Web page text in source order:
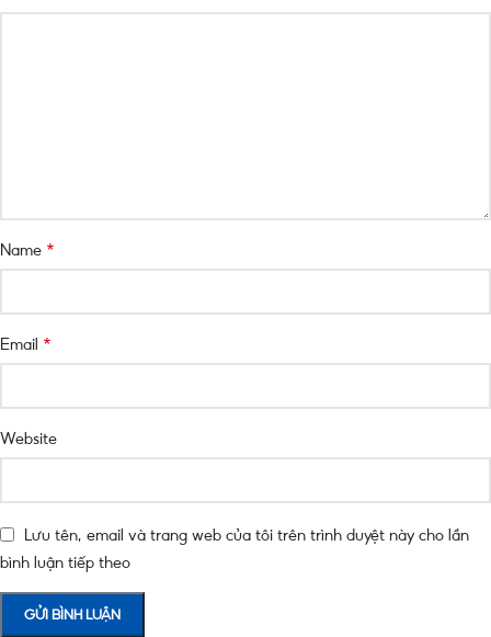
Name *
Email *
Website
Lưu tên, email và trang web của tôi trên trình duyệt này cho lần
bình luận tiếp theo